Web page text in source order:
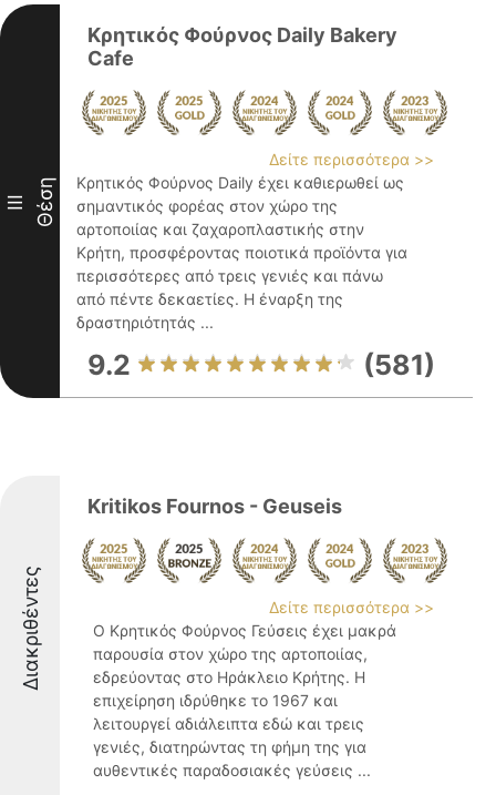
III Θέση
Κρητικός Φούρνος Daily Bakery
Cafe
Δείτε περισσότερα >>
Κρητικός Φούρνος Daily έχει καθιερωθεί ως
σημαντικός φορέας στον χώρο της
αρτοποιίας και ζαχαροπλαστικής στην
Κρήτη, προσφέροντας ποιοτικά προϊόντα για
περισσότερες από τρεις γενιές και πάνω
από πέντε δεκαετίες. Η έναρξη της
δραστηριότητάς ...
9.2 (581)
Διακριθέντες
Kritikos Fournos - Geuseis
Δείτε περισσότερα >>
Ο Κρητικός Φούρνος Γεύσεις έχει μακρά
παρουσία στον χώρο της αρτοποιίας,
εδρεύοντας στο Ηράκλειο Κρήτης. Η
επιχείρηση ιδρύθηκε το 1967 και
λειτουργεί αδιάλειπτα εδώ και τρεις
γενιές, διατηρώντας τη φήμη της για
αυθεντικές παραδοσιακές γεύσεις ...